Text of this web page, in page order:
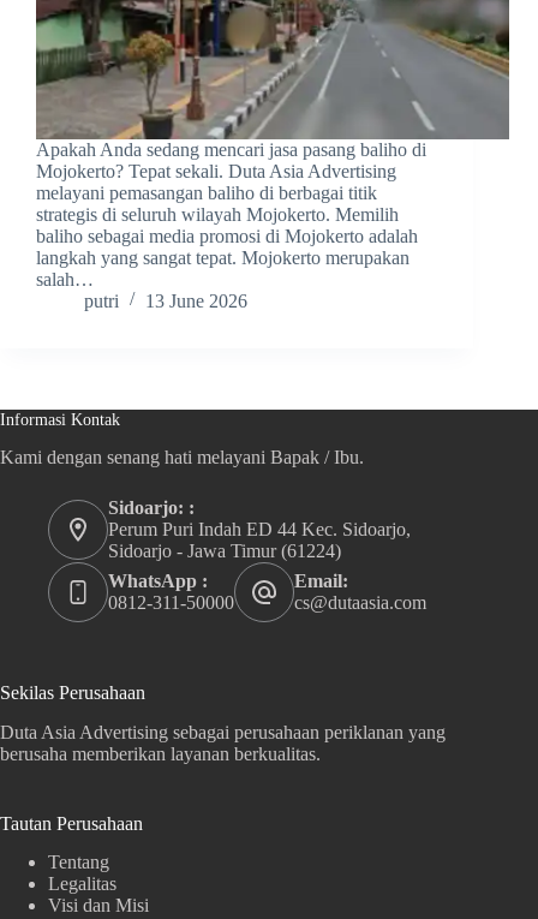
Apakah Anda sedang mencari jasa pasang baliho di
Mojokerto? Tepat sekali. Duta Asia Advertising
melayani pemasangan baliho di berbagai titik
strategis di seluruh wilayah Mojokerto. Memilih
baliho sebagai media promosi di Mojokerto adalah
langkah yang sangat tepat. Mojokerto merupakan
salah…
putri
13 June 2026
Informasi Kontak
Kami dengan senang hati melayani Bapak / Ibu.
Sidoarjo: :
Perum Puri Indah ED 44 Kec. Sidoarjo,
Sidoarjo - Jawa Timur (61224)
WhatsApp :
0812-311-50000
Email:
cs@dutaasia.com
Sekilas Perusahaan
Duta Asia Advertising sebagai perusahaan periklanan yang
berusaha memberikan layanan berkualitas.
Tautan Perusahaan
Tentang
Legalitas
Visi dan Misi